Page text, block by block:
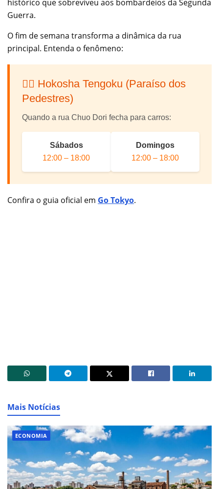
histórico que sobreviveu aos bombardeios da Segunda
Guerra.
O fim de semana transforma a dinâmica da rua
principal. Entenda o fenômeno:
🚶‍♂️ Hokosha Tengoku (Paraíso dos
Pedestres)
Quando a rua Chuo Dori fecha para carros:
Sábados
12:00 – 18:00
Domingos
12:00 – 18:00
Confira o guia oficial em Go Tokyo.
Mais Notícias
ECONOMIA